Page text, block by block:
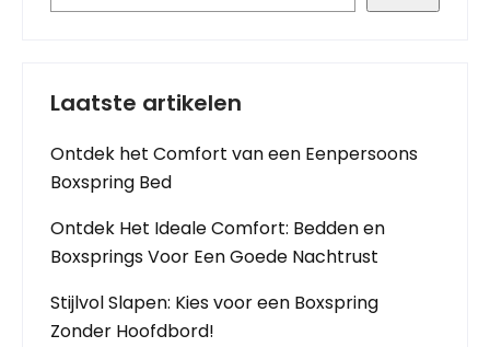
Laatste artikelen
Ontdek het Comfort van een Eenpersoons
Boxspring Bed
Ontdek Het Ideale Comfort: Bedden en
Boxsprings Voor Een Goede Nachtrust
Stijlvol Slapen: Kies voor een Boxspring
Zonder Hoofdbord!